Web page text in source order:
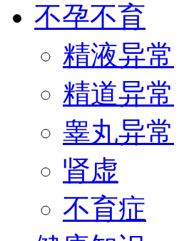
不孕不育
精液异常
精道异常
睾丸异常
肾虚
不育症